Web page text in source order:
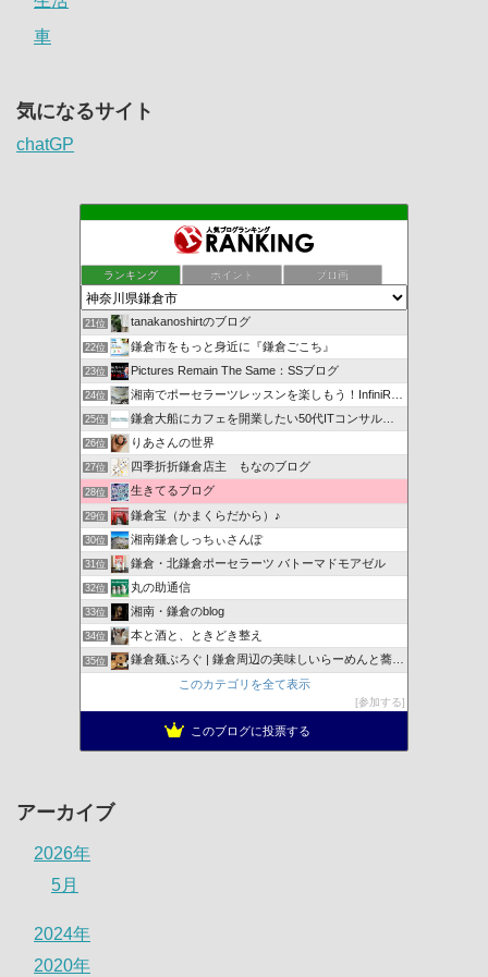
車
気になるサイト
chatGP
ランキング ポイント ブロ画
21位 tanakanoshirtのブログ
22位 鎌倉市をもっと身近に『鎌倉ごこち』
23位 Pictures Remain The Same：SSブログ
24位 湘南でポーセラーツレッスンを楽しもう！InfiniRose
25位 鎌倉大船にカフェを開業したい50代ITコンサルのブログ
26位 りあさんの世界
27位 四季折折鎌倉店主 もなのブログ
28位 生きてるブログ
29位 鎌倉宝（かまくらだから）♪
30位 湘南鎌倉しっちぃさんぽ
31位 鎌倉・北鎌倉ポーセラーツ バトーマドモアゼル
32位 丸の助通信
33位 湘南・鎌倉のblog
34位 本と酒と、ときどき整え
35位
鎌倉麺ぶろぐ | 鎌倉周辺の美味しいらーめんと蕎麦を紹介
このカテゴリを全て表示
参加する
このブログに投票する
アーカイブ
2026年
5月
2024年
2020年